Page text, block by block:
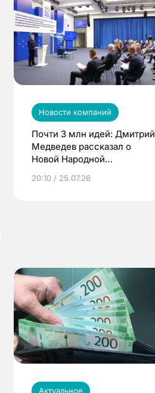
Новости компаний
Почти 3 млн идей: Дмитрий
Медведев рассказал о
Новой Народной
20:10 / 25.07.26
Актуальное